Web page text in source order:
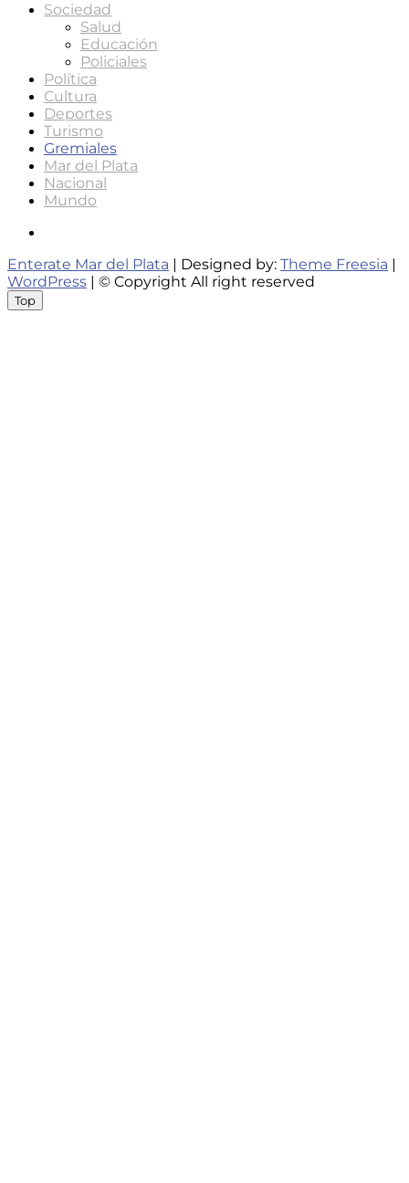
Sociedad
Salud
Educación
Policiales
Política
Cultura
Deportes
Turismo
Gremiales
Mar del Plata
Nacional
Mundo
Enterate Mar del Plata | Designed by: Theme Freesia |
WordPress | © Copyright All right reserved
Top